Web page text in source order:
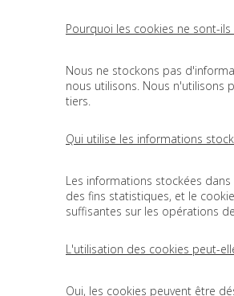
Pourquoi les cookies ne sont-ils
Nous ne stockons pas
nous utilisons. Nous n'utilisons
tiers.
Qui utilise les informations
Les informations stockées
des fins statistiques, et le
suffisantes sur les opérations
L'utilisation des cookies peut-
Oui, les cookies peuvent être